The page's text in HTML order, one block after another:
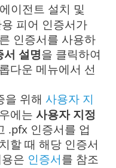
이전트 설치 및
용 피어 인증서가
인증서를 사용하
서 설명을 클릭하여
다운 메뉴에서 선
을 위해 사용자 지
에는 사용자 지정
.pfx 인증서를 업
할 때 해당 인증서
은 인증서를 참조